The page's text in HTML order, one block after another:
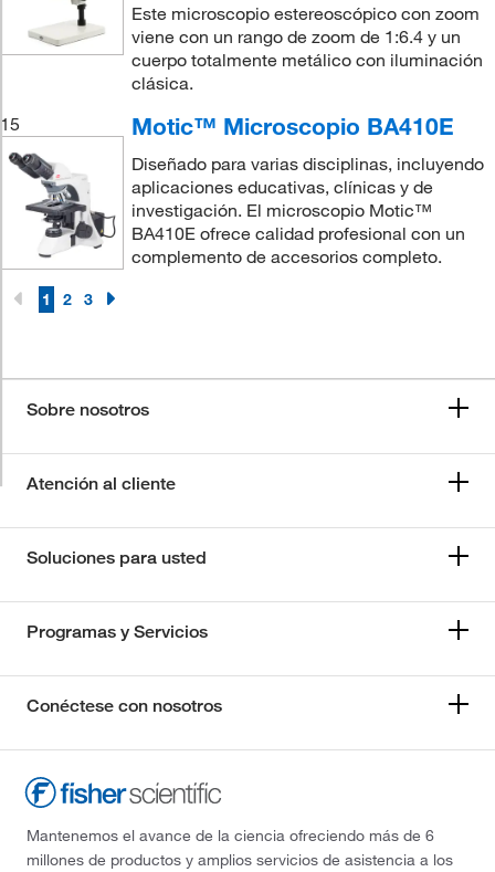
Este microscopio estereoscópico con zoom
viene con un rango de zoom de 1:6.4 y un
cuerpo totalmente metálico con iluminación
clásica.
15
Motic™ Microscopio BA410E
Diseñado para varias disciplinas, incluyendo
aplicaciones educativas, clínicas y de
investigación. El microscopio Motic™
BA410E ofrece calidad profesional con un
complemento de accesorios completo.
1 2 3
Sobre nosotros
Atención al cliente
Soluciones para usted
Programas y Servicios
Conéctese con nosotros
Mantenemos el avance de la ciencia ofreciendo más de 6
millones de productos y amplios servicios de asistencia a los